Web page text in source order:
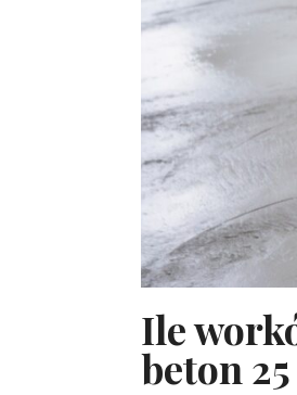
Ile
beton